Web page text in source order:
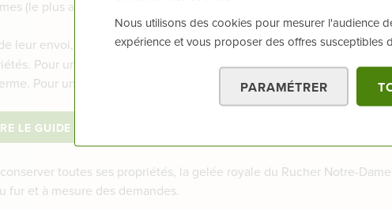
Nous utilisons des cookies pour mesurer l'audience
expérience et vous proposer des offres susceptibles
PARAMÉTRER
(le plus avantageux en termes de prix).
leur envoi, les pots de gelée royale sont parfaitementconditionnés
Pour une parfaite conservation, une fois chez vous, la gelée
Pour une fraîcheur absolue, votre colis sera préparé dès
LE GUIDE DE LA GELÉE ROYALE
toutes ses propriétés, la gelée royale du Rucher Notre-
fur et à mesure des demandes.